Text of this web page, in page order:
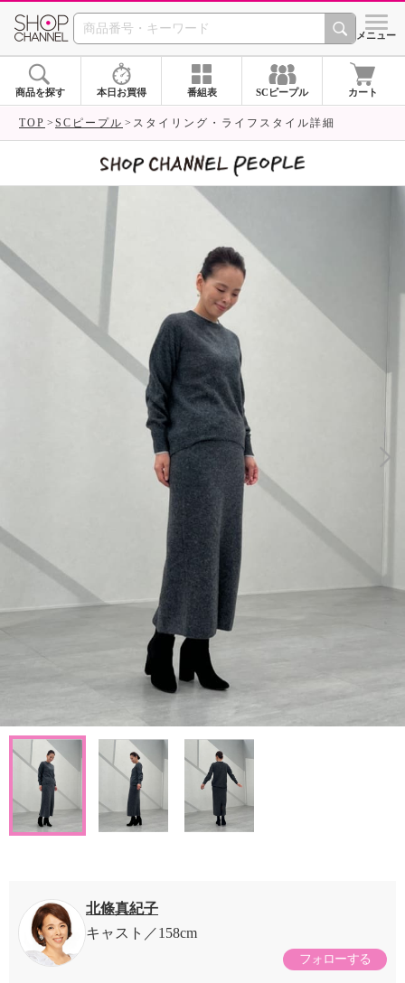
SHOP CHANNEL シメニュー
商品を探す 本日お買得 番組表 SCピープル カート
TOP SCピープル スタイリング・ライフスタイル詳細
北條真紀子
キャスト
158cm
フォローする